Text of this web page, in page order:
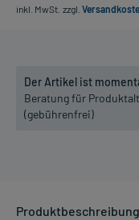
inkl. MwSt. zzgl.
Der Artikel ist
Beratung für
(gebührenfrei)
Produktbeschreibung